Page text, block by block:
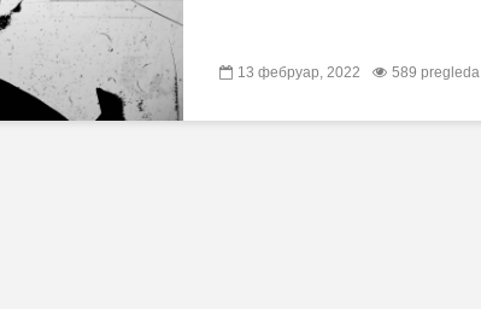
13 фебруар, 2022 589 pregleda